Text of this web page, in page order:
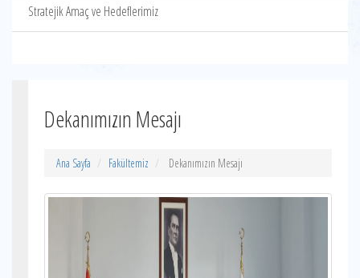
Stratejik Amaç ve Hedeflerimiz
Dekanımızın Mesajı
Ana Sayfa Fakültemiz Dekanımızın Mesajı